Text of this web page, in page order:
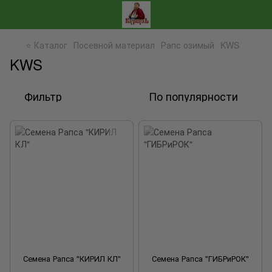
⭐ Каталог Посевной материал Рапс озимый KWS
KWS
Фильтр По популярности
Семена Рапса "КИРИЛ КЛ" Семена Рапса "ГИБРиРОК"